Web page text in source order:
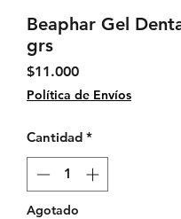
Beaphar Gel
grs
$11.000Precio
Política de Envíos
Cantidad *
Agotado